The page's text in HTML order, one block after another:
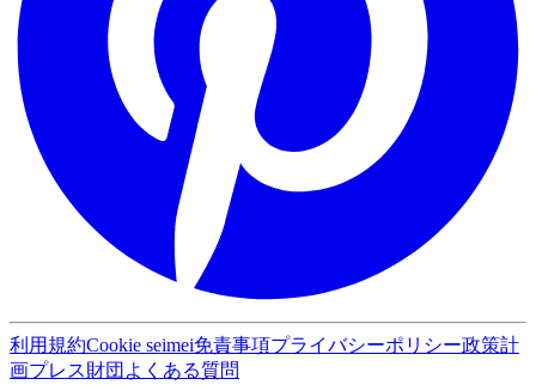
利用規約Cookie seimei免責事項プライバシーポリシー政策計
画プレス財団 よくある質問